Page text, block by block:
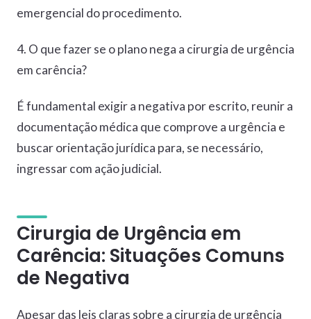
emergencial do procedimento.
4. O que fazer se o plano nega a cirurgia de urgência
em carência?
É fundamental exigir a negativa por escrito, reunir a
documentação médica que comprove a urgência e
buscar orientação jurídica para, se necessário,
ingressar com ação judicial.
Cirurgia de Urgência em
Carência: Situações Comuns
de Negativa
Apesar das leis claras sobre a cirurgia de urgência